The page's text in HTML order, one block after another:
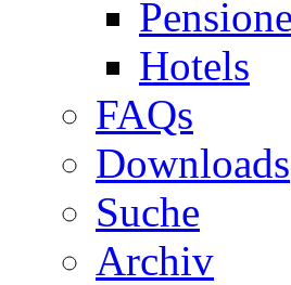
Hotels
FAQs
Downloads
Suche
Archiv